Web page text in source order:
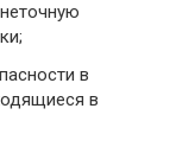
в
в